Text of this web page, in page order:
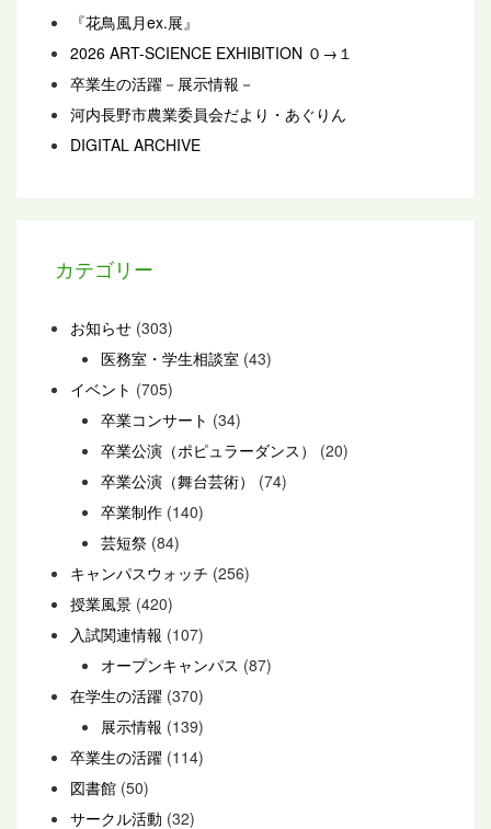
『花鳥風月ex.展』
2026 ART-SCIENCE EXHIBITION ０→１
卒業生の活躍－展示情報－
河内長野市農業委員会だより・あぐりん
DIGITAL ARCHIVE
カテゴリー
お知らせ (303)
医務室・学生相談室 (43)
イベント (705)
卒業コンサート (34)
卒業公演（ポピュラーダンス）
(20)
卒業公演（舞台芸術）
(74)
卒業制作 (140)
芸短祭 (84)
キャンパスウォッチ (256)
授業風景 (420)
入試関連情報 (107)
オープンキャンパス (87)
在学生の活躍 (370)
展示情報 (139)
卒業生の活躍 (114)
図書館 (50)
サークル活動 (32)